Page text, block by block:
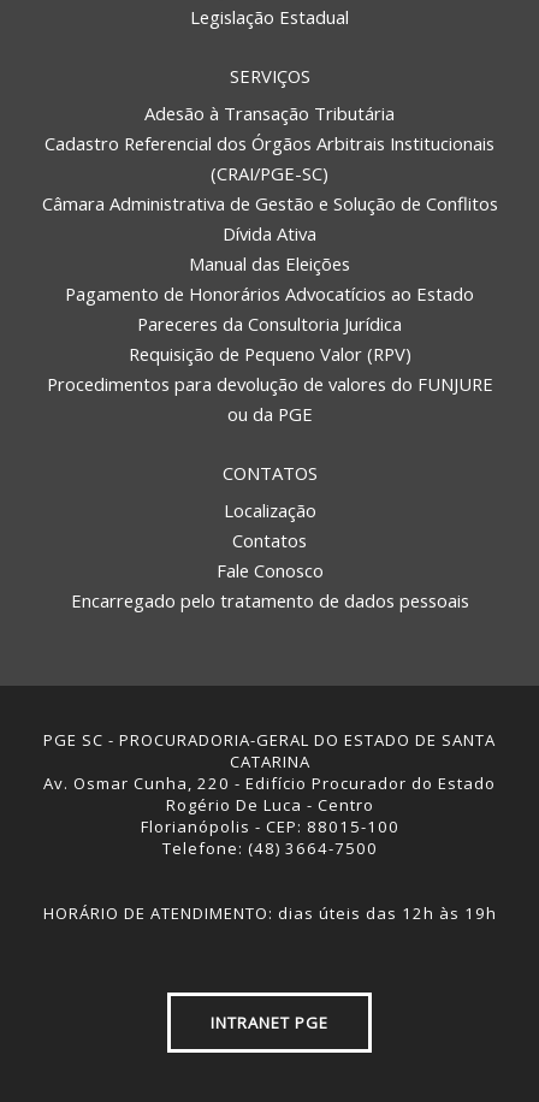
Legislação Estadual
SERVIÇOS
Adesão à Transação Tributária
Cadastro Referencial dos Órgãos Arbitrais Institucionais
(CRAI/PGE-SC)
Câmara Administrativa de Gestão e Solução de Conflitos
Dívida Ativa
Manual das Eleições
Pagamento de Honorários Advocatícios ao Estado
Pareceres da Consultoria Jurídica
Requisição de Pequeno Valor (RPV)
Procedimentos para devolução de valores do FUNJURE
ou da PGE
CONTATOS
Localização
Contatos
Fale Conosco
Encarregado pelo tratamento de dados pessoais
PGE SC - PROCURADORIA-GERAL DO ESTADO DE SANTA
CATARINA
Av. Osmar Cunha, 220 - Edifício Procurador do Estado
Rogério De Luca - Centro
Florianópolis - CEP: 88015-100
Telefone: (48) 3664-7500
HORÁRIO DE ATENDIMENTO: dias úteis das 12h às 19h
INTRANET PGE